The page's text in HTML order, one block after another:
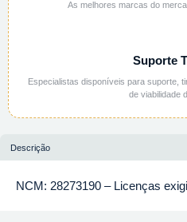
As melhores marcas do
Suporte
Especialistas disponíveis para suporte,
de viabilidade
Descrição
NCM: 28273190 – Licenças